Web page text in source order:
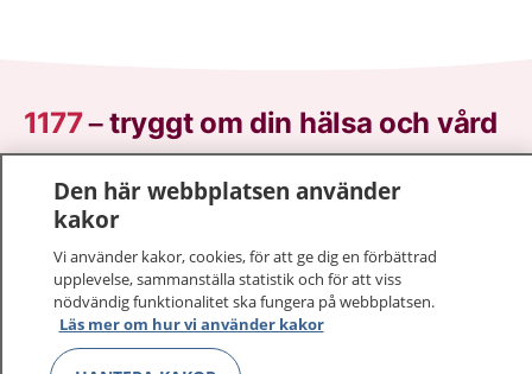
1177–tryggt om din hälsa och vård
På 1177.se får du råd om hälsa och information om
sjukdomar och vilka mottagningar du kan kontakta.
Logga in för att läsa din journal och göra dina
vårdärenden. Ring telefonnummer 1177 för
sjukvårdsrådgivning dygnet runt.
1177 ger dig råd när du vill må bättre.
Den här webbplatsen använder
kakor
Vi använder kakor, cookies, för att ge dig en förbättrad
upplevelse, sammanställa statistik och för att viss
nödvändig funktionalitet ska fungera på webbplatsen.
Läs mer om hur vi använder kakor